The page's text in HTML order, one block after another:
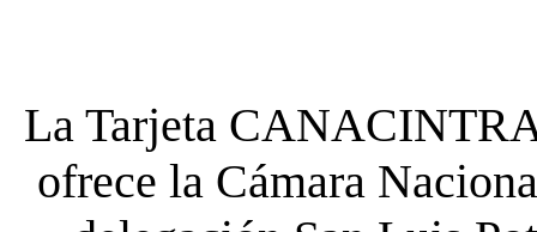
La Tarjeta
ofrece la Cámara